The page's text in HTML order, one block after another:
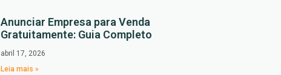
Anunciar Empresa para Venda
Gratuitamente: Guia Completo
abril 17, 2026
Leia mais »